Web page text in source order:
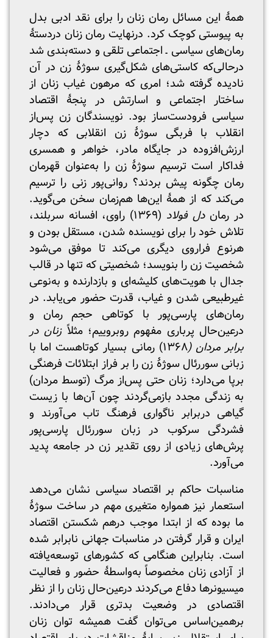
همۀ این مسائل رمان زنان را برای نقد ادبی بدل
به پیوستی کوچک کرد. درنهایت رمان زنان دردستۀ
رمان‌های سیاسی ـ اجتماعی تلقی و دسته‌بندی شد
درحالی‌که کاستی‌های شکل‌گیری سوژۀ زن در آن
نادیده گرفته شد؛ امری که مرهون غیاب زنان از
ساختار اجتماعی و اسارتش در پنجۀ اقتصاد
سیاسی فرودست‌ساز بود. نویسندگان زن پس‌از
انقلاب با فربگی سوژۀ زن انقلابی که دچار
‌ارزش‌افزوده در جایگاه مادر، خواهر و همسری
فداکار است ترسیم سوژۀ زن را به‌عنوان قهرمان
رمان چگونه پیش بردند؟ روانی‌پور زنی را ترسیم
می‌کند که از همۀ این‌ها هم‌زمان سخن می‌گوید.
در رمان‌دل فولاد
(۱۳۶۹) راوی، افسانه سربلند،
تلاش خود را برای نویسنده شدن، مستقل بودن و
هرنوع فراروی دیگری می‌کند تا موفق می‌شود
شخصیت زن را بنویسد؛ شخصیتی که تنها در قالب
جدال با هویت‌های کلیشه‌ای و بازدارنده و به‌نوعی
غیرطبیعی شدن و غیاب، قدرت حضور می‌یابد. در
رمان‌های پارسی‌پور با کوتاهی حجم رمان و
درعین‌حال پرباری مفهوم روبروییم؛ مثلاًزنان در
برابر مردان (
۱۳۶۸) رمانی بسیار کوتاهست اما با
زبانی سوررئال سوژۀ زن را بر فراز ابتلائات فرهنگی
برپا می‌دارد؛ زنان حتی پس‌از مرگ (توسط مردان)
به زندگی مجدد بازمی‌گردند چون آن‌ها با زیست
گیاهی دربرابر ناگواری فرهنگ تاب می‌آورند و
فشردگی سرکوب در زبان سوررئال پارسی‌پور
پرش‌های زیادی از روی تقدیر زن در جامعه پدید
می‌آورد.
مناسبات حاکم بر اقتصاد سیاسی نشان می‌دهد
استعمار نیز همواره متغیری مهم در ساخت سوژۀ
ما بوده که از ابتدا موجب درهم شکستن اقتصاد
ایران و قرار گرفتن در مناسبات جهانی نابرابر شده
است. بنابراین هنگامی که کشورهای توسعه‌یافته
از آزادی زنان مخصوصاً به‌واسطۀ حضور و فعالیت
میسیونرها دفاع می‌کردند درعین‌حال زنان را از نظر
اقتصادی در وضعیت بدتری قرار می‌دادند.
برهمین‌اساس می‌توان گفت همیشه توان زنان